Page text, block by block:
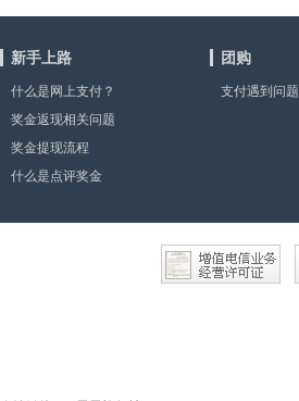
新手上路
什么是网上支付？
奖金返现相关问题
奖金提现流程
什么是点评奖金
团购
支付遇到问题